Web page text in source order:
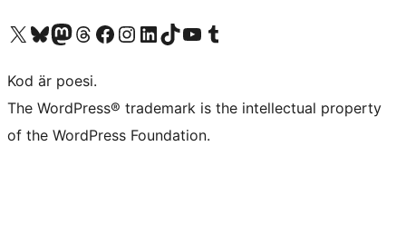
Besök vår X-konto (f.d. Twitter)
Besök vårt Bluesky-konto
Besök vårt Mastodon-konto
Besök vårt Thread-konto
Besök vår Facebook-sidaBesök vårt Instagram-konto
Besök vårt LinkedIn-konto
Besök vårt TikTok-konto
Besök vår YouTube-kanalBesök vårt Tumblr-konto
Kod är poesi.
The WordPress® trademark is the intellectual property
of the WordPress Foundation.